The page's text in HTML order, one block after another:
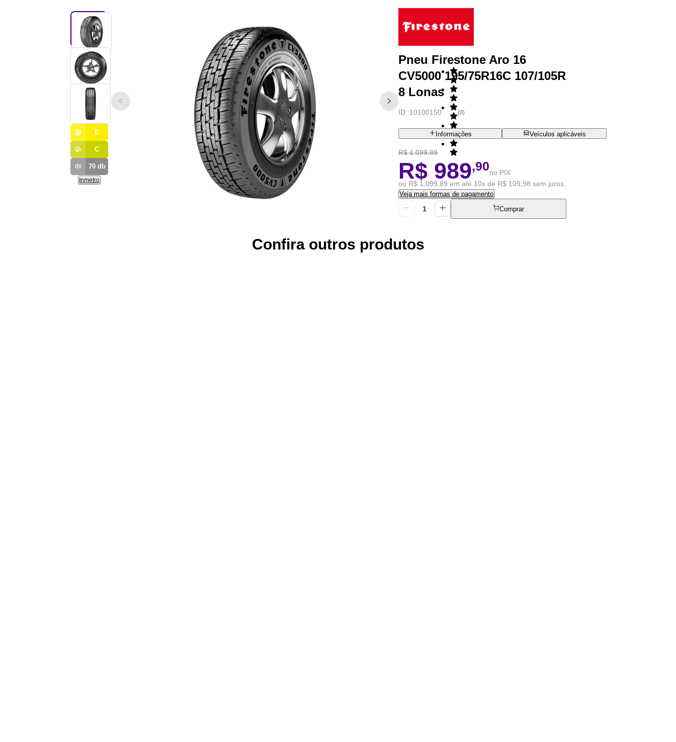
E
C
70db
Inmetro
Pneu Firestone Aro 16
CV5000 195/75R16C 107/105R
8 Lonas
ID: 10100150 (0)
Informações Veículos aplicáveis
R$ 1.099,89
R$ 989,90no PIX
ou R$ 1.099,89 em até 10x de R$ 109,98 sem juros.
Veja mais formas de pagamento
Comprar
Confira outros produtos